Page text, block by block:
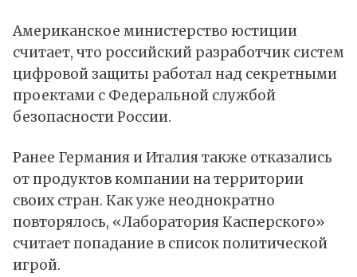
Американское министерство юстиции
считает, что российский разработчик систем
цифровой защиты работал над секретными
проектами с Федеральной службой
безопасности России.
Ранее Германия и Италия также отказались
от продуктов компании на территории
своих стран. Как уже неоднократно
повторялось, «Лаборатория Касперского»
считает попадание в список политической
игрой.